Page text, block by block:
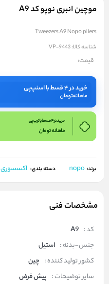
موچین انبری نوپو کد A9
Tweezers A9 Nopo pliers
شناسه کالا:VP-9443
قیمت:
خرید در ۴ قسط با اسنپ‌پی
ماهانهتومان
خرید در 4 قسط با ترب پی
ماهانهتومان
برند: nopo دسته بندی: اکسسوری
مشخصات فنی
کد : A9
جنس-بدنه : استیل
کشور تولید کننده : چین
سایر توضیحات : پیش فرض